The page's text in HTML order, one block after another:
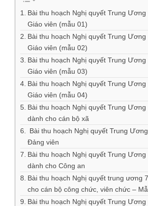
Bài thu hoạch Nghị quyết Trung Ương
Giáo viên (mẫu 01)
Bài thu hoạch Nghị quyết Trung Ương
Giáo viên (mẫu 02)
Bài thu hoạch Nghị quyết Trung Ương
Giáo viên (mẫu 03)
Bài thu hoạch Nghị quyết Trung Ương
Giáo viên (mẫu 04)
Bài thu hoạch Nghị quyết Trung Ương
dành cho cán bộ xã
Bài thu hoạch Nghị quyết Trung
Đảng viên
Bài thu hoạch Nghị quyết Trung Ương
dành cho Công an
Bài thu hoạch Nghị quyết trung ương
cho cán bộ công chức, viên chức –
Bài thu hoạch Nghị quyết Trung Ương